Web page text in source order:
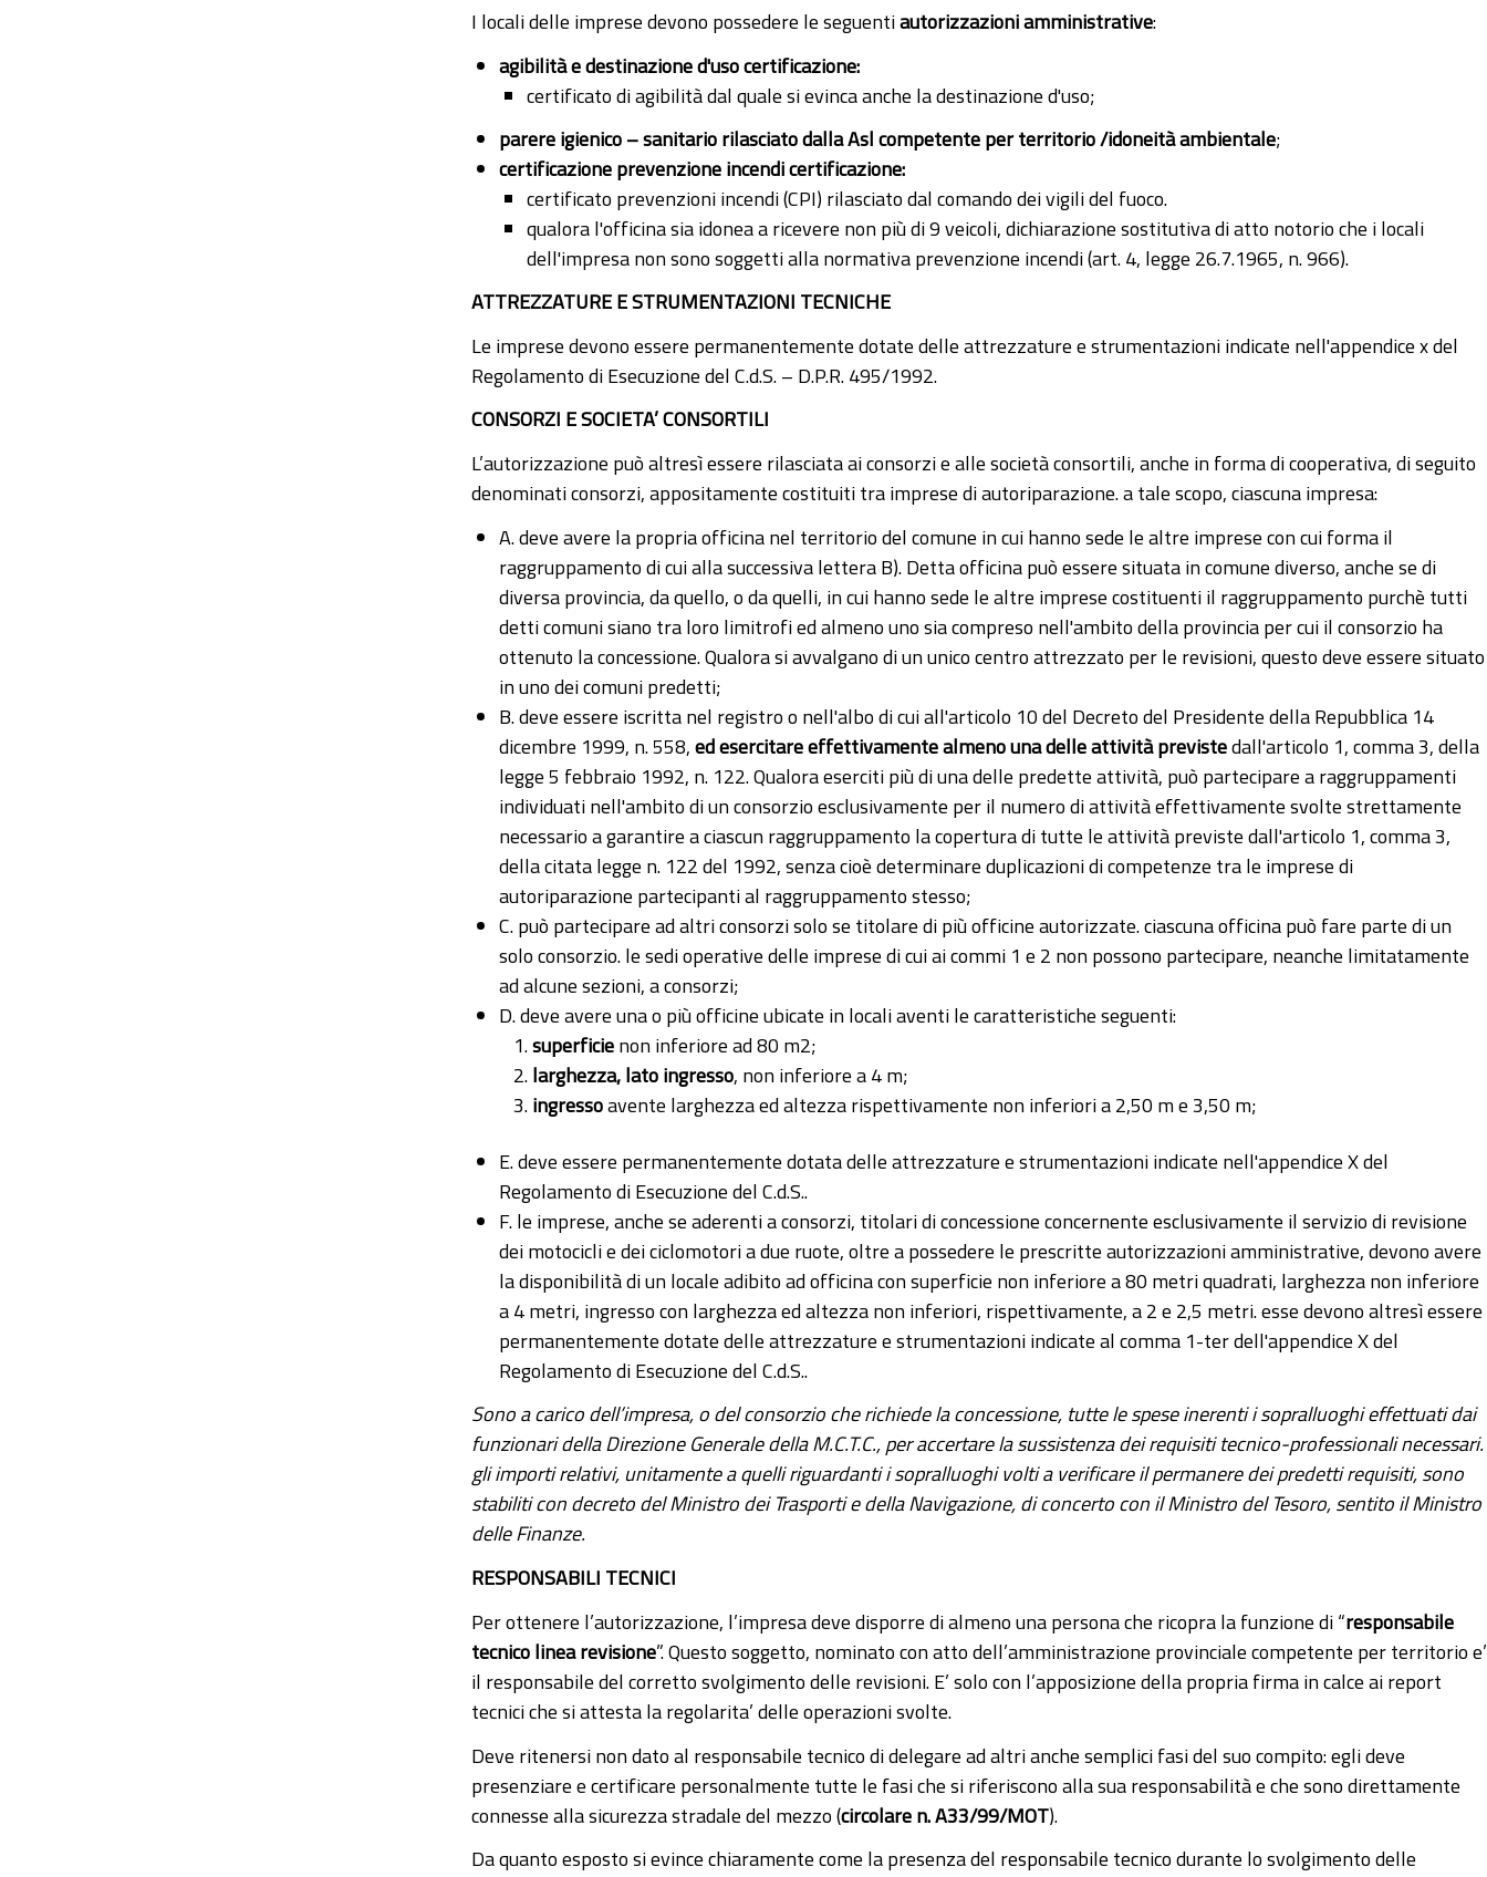
I locali delle imprese devono possedere le seguentiautorizzazioni amministrative:
agibilità e destinazioned'usocertificazione:
certificato di agibilità dal quale si evinca anche la destinazione d'uso;
parere igienico – sanitario rilasciato dalla Asl competente per territorio /idoneità ambientale;
certificazione prevenzione incendicertificazione:
certificato prevenzioni incendi (CPI) rilasciato dal comando dei vigili del fuoco.
qualora l'officina sia idonea a ricevere non più di 9 veicoli, dichiarazione sostitutiva di atto notorio che i locali
dell'impresa non sono soggetti alla normativa prevenzione incendi (art. 4, legge 26.7.1965, n. 966).
ATTREZZATURE E STRUMENTAZIONI TECNICHE
Le imprese devono essere permanentemente dotate delle attrezzature e strumentazioni indicate nell'appendice x del
Regolamento di Esecuzione del C.d.S. – D.P.R. 495/1992.
CONSORZI E SOCIETA’ CONSORTILI
L’autorizzazione può altresì essere rilasciata ai consorzi e alle società consortili, anche in forma di cooperativa, di seguito
denominati consorzi, appositamente costituiti tra imprese di autoriparazione. a tale scopo, ciascuna impresa:
A. deve avere la propria officina nel territorio del comune in cui hanno sede le altre imprese con cui forma il
raggruppamento di cui alla successiva lettera B). Detta officina può essere situata in comune diverso, anche se di
diversa provincia, da quello, o da quelli, in cui hanno sede le altre imprese costituenti il raggruppamento purchè tutti
detti comuni siano tra loro limitrofi ed almeno uno sia compreso nell'ambito della provincia per cui il consorzio ha
ottenuto la concessione. Qualora si avvalgano di un unico centro attrezzato per le revisioni, questo deve essere situato
in uno dei comuni predetti;
B. deve essere iscritta nel registro o nell'albo di cui all'articolo 10 del Decreto del Presidente della Repubblica 14
dicembre 1999, n. 558,ed esercitare effettivamente almeno una delle attività previstedall'articolo 1, comma 3, della
legge 5 febbraio 1992, n. 122. Qualora eserciti più di una delle predette attività, può partecipare a raggruppamenti
individuati nell'ambito di un consorzio esclusivamente per il numero di attività effettivamente svolte strettamente
necessario a garantire a ciascun raggruppamento la copertura di tutte le attività previste dall'articolo 1, comma 3,
della citata legge n. 122 del 1992, senza cioè determinare duplicazioni di competenze tra le imprese di
autoriparazione partecipanti al raggruppamento stesso;
C. può partecipare ad altri consorzi solo se titolare di più officine autorizzate. ciascuna officina può fare parte di un
solo consorzio. le sedi operative delle imprese di cui ai commi 1 e 2 non possono partecipare, neanche limitatamente
ad alcune sezioni, a consorzi;
D. deve avere una o più officine ubicate in locali aventi le caratteristiche seguenti:
superficienon inferiore ad 80 m2;
larghezza, lato ingresso, non inferiore a 4 m;
ingressoavente larghezza ed altezza rispettivamente non inferiori a 2,50 m e 3,50 m;
E. deve essere permanentemente dotata delle attrezzature e strumentazioni indicate nell'appendice X del
Regolamento di Esecuzione del C.d.S..
F. le imprese, anche se aderenti a consorzi, titolari di concessione concernente esclusivamente il servizio di revisione
dei motocicli e dei ciclomotori a due ruote, oltre a possedere le prescritte autorizzazioni amministrative, devono avere
la disponibilità di un locale adibito ad officina con superficie non inferiore a 80 metri quadrati, larghezza non inferiore
a 4 metri, ingresso con larghezza ed altezza non inferiori, rispettivamente, a 2 e 2,5 metri. esse devono altresì essere
permanentemente dotate delle attrezzature e strumentazioni indicate al comma 1-ter dell'appendice X del
Regolamento di Esecuzione del C.d.S..
Sono a carico dell’impresa, o del consorzio che richiede la concessione, tutte le spese inerenti i sopralluoghi effettuati dai
funzionari della Direzione Generale della M.C.T.C., per accertare la sussistenza dei requisiti tecnico-professionali necessari.
gli importi relativi, unitamente a quelli riguardanti i sopralluoghi volti a verificare il permanere dei predetti requisiti, sono
stabiliti con decreto del Ministro dei Trasporti e della Navigazione, di concerto con il Ministro del Tesoro, sentito il Ministro
delle Finanze.
RESPONSABILI TECNICI
Per ottenere l’autorizzazione, l’impresa deve disporre di almeno una persona che ricopra la funzione di “responsabile
tecnico linea revisione”. Questo soggetto, nominato con atto dell’amministrazione provinciale competente per territorio e’
il responsabile del corretto svolgimento delle revisioni. E’ solo con l’apposizione della propria firma in calce ai report
tecnici che si attesta la regolarita’ delle operazioni svolte.
Deve ritenersi non dato al responsabile tecnico di delegare ad altri anche semplici fasi del suo compito: egli deve
presenziare e certificare personalmente tutte le fasi che si riferiscono alla sua responsabilità e che sono direttamente
connesse alla sicurezza stradale del mezzo (circolare n. A33/99/MOT).
Da quanto esposto si evince chiaramente come la presenza del responsabile tecnico durante lo svolgimento delle